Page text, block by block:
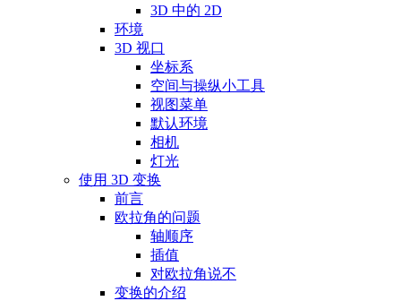
3D 中的 2D
环境
3D 视口
坐标系
空间与操纵小工具
视图菜单
默认环境
相机
灯光
使用 3D 变换
前言
欧拉角的问题
轴顺序
插值
对欧拉角说不
变换的介绍